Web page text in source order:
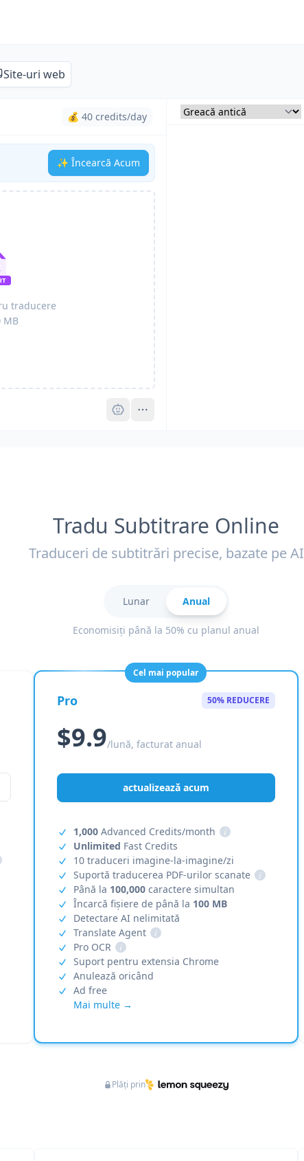
Site-uri web
💰 40 credits/day
✨ Încearcă Acum
traducere
MB
Pro
Tradu Subtitrare Online
Traduceri de subtitrări precise, bazate pe AI
Lunar Anual
Economisiți până la 50% cu planul anual
Cel mai popular
Pro 50% REDUCERE
$9.9/lună, facturat anual
actualizează acum
1,000 Advanced Credits/month
i
Unlimited Fast Credits
10 traduceri imagine-la-imagine/zi
Suportă traducerea PDF-urilor scanate
i
Până la 100,000 caractere simultan
Încarcă fișiere de până la 100 MB
Detectare AI nelimitată
Translate Agent
i
Pro OCR
i
Suport pentru extensia Chrome
Anulează oricând
Ad free
Mai multe →
Plăți prin